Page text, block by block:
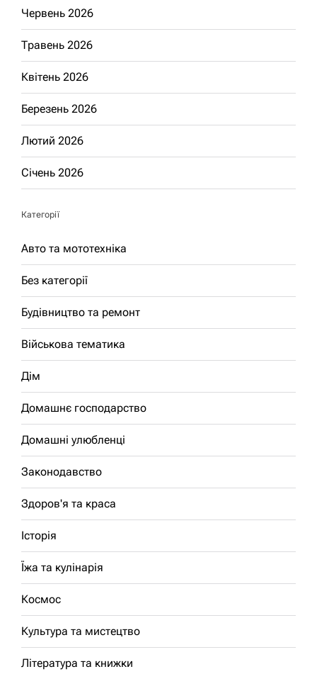
Червень 2026
Травень 2026
Квітень 2026
Березень 2026
Лютий 2026
Січень 2026
Категорії
Авто та мототехніка
Без категорії
Будівництво та ремонт
Військова тематика
Дім
Домашнє господарство
Домашні улюбленці
Законодавство
Здоров'я та краса
Історія
Їжа та кулінарія
Космос
Культура та мистецтво
Література та книжки